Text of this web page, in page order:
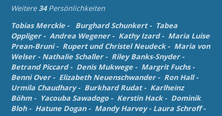
Weitere 34 Persönlichkeiten
Tobias Merckle - Burghard Schunkert- Tabea
Oppliger-Andrea Wegener- Kathy Izard- Maria Luise
Prean-Bruni- Rupert und Christel Neudeck- Maria von
Welser- Nathalie Schaller- Riley Banks-Snyder-
Betrand Piccard- Denis Mukwege - Margrit Fuchs-
Benni Over- Elizabeth Neuenschwander- Ron Hall-
Urmila Chaudhary- Burkhard Rudat- Karlheinz
Böhm- Yacouba Sawadogo- Kerstin Hack- Dominik
Bloh- Hatune Dogan- Mandy Harvey- Laura Schroff-